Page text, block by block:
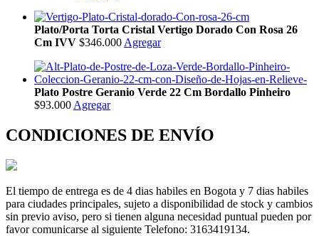
Plato/Porta Torta Cristal Vertigo Dorado Con Rosa 26
Cm IVV $346.000 Agregar
Plato Postre Geranio Verde 22 Cm Bordallo Pinheiro
$93.000 Agregar
CONDICIONES DE ENVÍO
El tiempo de entrega es de 4 dias habiles en Bogota y 7 dias habiles
para ciudades principales, sujeto a disponibilidad de stock y cambios
sin previo aviso, pero si tienen alguna necesidad puntual pueden por
favor comunicarse al siguiente Telefono: 3163419134.